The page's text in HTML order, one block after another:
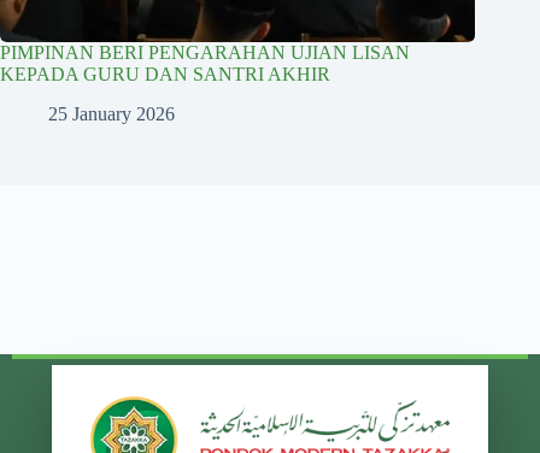
PIMPINAN BERI PENGARAHAN UJIAN LISAN
KEPADA GURU DAN SANTRI AKHIR
25 January 2026